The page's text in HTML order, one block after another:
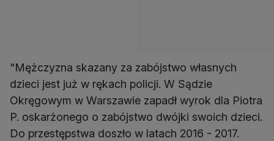
"Mężczyzna skazany za zabójstwo własnych
dzieci jest już w rękach policji. W Sądzie
Okręgowym w Warszawie zapadł wyrok dla Piotra
P. oskarżonego o zabójstwo dwójki swoich dzieci.
Do przestępstwa doszło w latach 2016 - 2017.